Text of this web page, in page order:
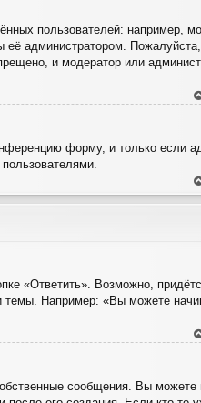
пользователей: например,
администратором.
и модератор или
форму, и только если
«Ответить». Возможно,
темы. Например: «Вы можете
сообщения. Вы можете